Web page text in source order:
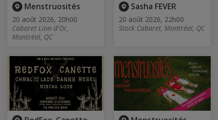
Menstruosités
20 août 2026, 20h00
Cabaret Lion d'Or,
Montréal, QC
Sasha FEVER
20 août 2026, 22h00
Stock Cabaret, Montréal, QC